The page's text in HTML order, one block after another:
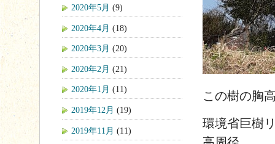
この樹の胸
環境省巨樹
2020年5月 (9)
2020年4月 (18)
2020年3月 (20)
2020年2月 (21)
2020年1月 (11)
2019年12月 (19)
2019年11月 (11)